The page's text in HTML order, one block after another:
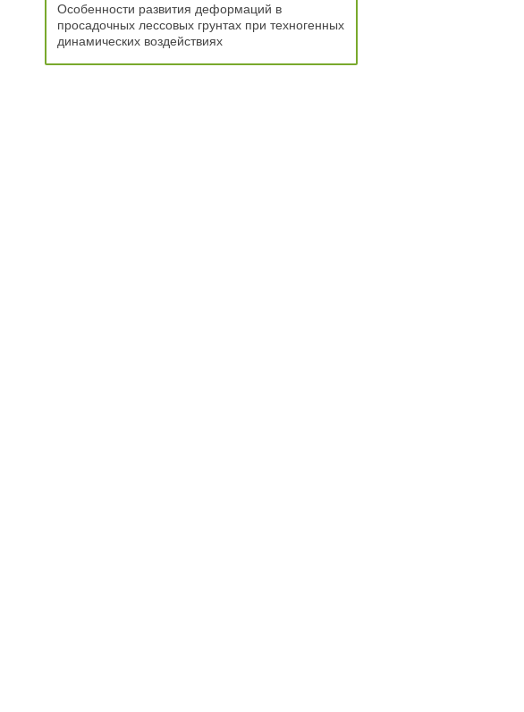
Особенности развития деформаций в
просадочных лессовых грунтах при техногенных
динамических воздействиях